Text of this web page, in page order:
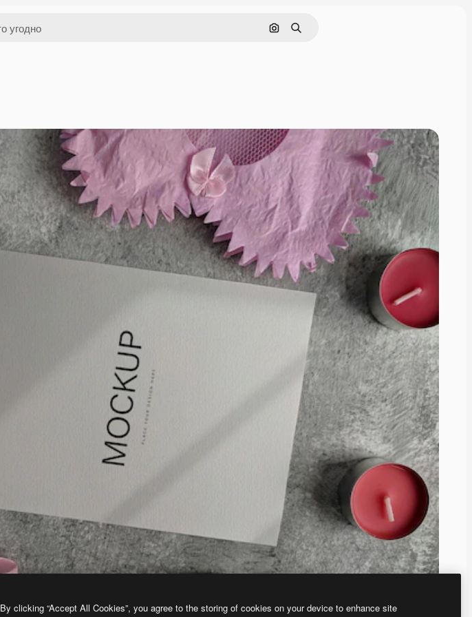
Поиск по изображению
Поиск
By clicking “Accept All Cookies”, you agree to the storing of cookies on your device to enhance site